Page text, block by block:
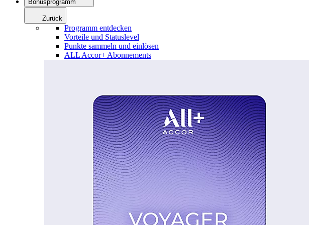
Bonusprogramm
Zurück
Programm entdecken
Vorteile und Statuslevel
Punkte sammeln und einlösen
ALL Accor+ Abonnements